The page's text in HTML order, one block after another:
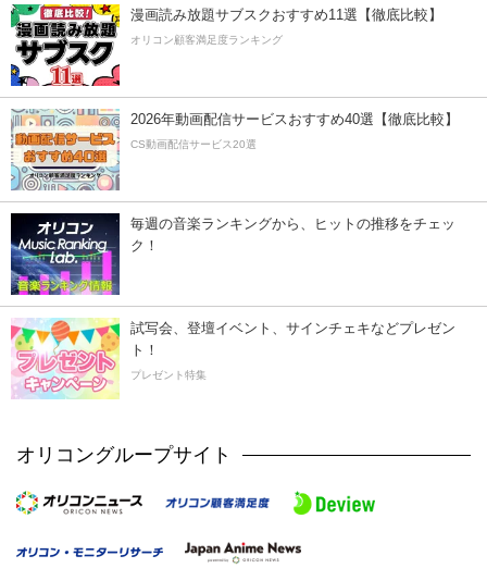
漫画読み放題サブスクおすすめ11選【徹底比較】
オリコン顧客満足度ランキング
2026年動画配信サービスおすすめ40選【徹底比較】
CS動画配信サービス20選
毎週の音楽ランキングから、ヒットの推移をチェッ
ク！
試写会、登壇イベント、サインチェキなどプレゼン
ト！
プレゼント特集
オリコングループサイト